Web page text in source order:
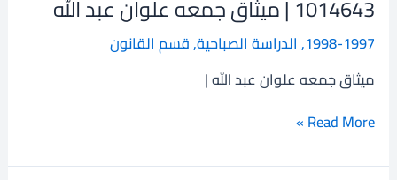
1014643 | ميثاق جمعه علوان عبد الله
1998-1997
, الدراسة الصباحية,قسم القانون
ميثاق جمعه علوان عبد الله |
1014643
ميثاق
جمعه
علوان
عبد
الله
Read More »